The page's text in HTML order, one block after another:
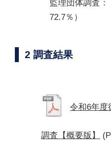
監理団体調査：	32件（回収率：
72.7％）
2 調査結果
令和6年度
調査【概要版】